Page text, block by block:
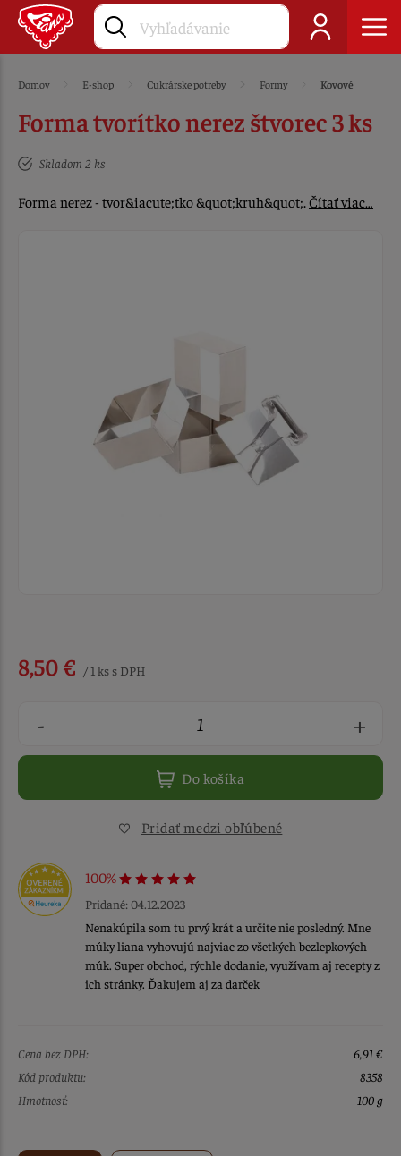
Domov E-shop Cukrárske potreby Formy Kovové
Forma tvorítko nerez štvorec 3 ks
Skladom 2 ks
Forma nerez - tvor&iacute;tko &quot;kruh&quot;.Čítať viac…
8,50 € / 1 ks s DPH
- +
Do košíka
Pridať medzi obľúbené
100%
Pridané: 04.12.2023
Nenakúpila som tu prvý krát a určite nie posledný. Mne
múky liana vyhovujú najviac zo všetkých bezlepkových
múk. Super obchod, rýchle dodanie, využívam aj recepty z
ich stránky. Ďakujem aj za darček
Cena bez DPH:
6,91 €
Kód produktu:
8358
Hmotnosť:
100 g